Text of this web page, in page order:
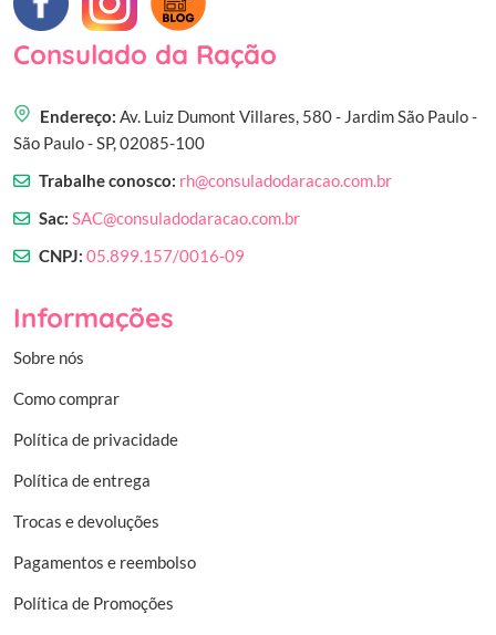
Consulado da Ração
Endereço: Av. Luiz Dumont Villares, 580 - Jardim São Paulo -
São Paulo - SP, 02085-100
Trabalhe conosco: rh@consuladodaracao.com.br
Sac: SAC@consuladodaracao.com.br
CNPJ: 05.899.157/0016-09
Informações
Sobre nós
Como comprar
Política de privacidade
Política de entrega
Trocas e devoluções
Pagamentos e reembolso
Política de Promoções